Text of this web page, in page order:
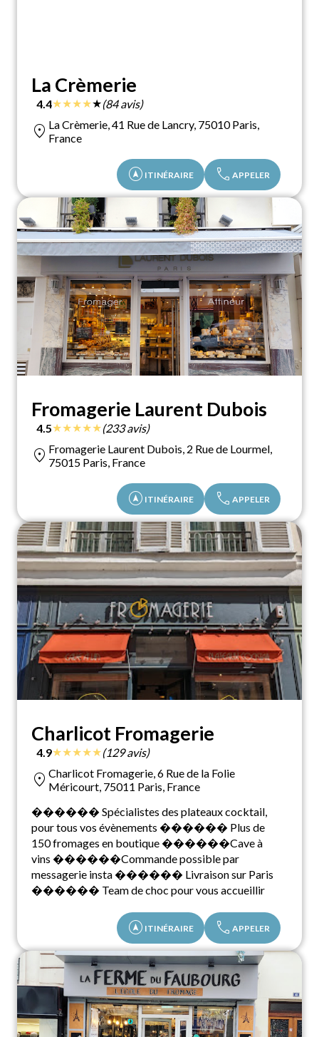
La Crèmerie
4.4★★★★★(84 avis)
location_on La Crèmerie, 41 Rue de Lancry, 75010 Paris,
France
assistant_navigation ITINÉRAIRE call APPELER
Fromagerie Laurent Dubois
4.5★★★★★(233 avis)
location_on Fromagerie Laurent Dubois, 2 Rue de Lourmel,
75015 Paris, France
assistant_navigation ITINÉRAIRE call APPELER
Charlicot Fromagerie
4.9★★★★★(129 avis)
location_on Charlicot Fromagerie, 6 Rue de la Folie
Méricourt, 75011 Paris, France
������ Spécialistes des plateaux cocktail,
pour tous vos évènements ������ Plus de
150 fromages en boutique ������Cave à
vins ������Commande possible par
messagerie insta ������ Livraison sur Paris
������ Team de choc pour vous accueillir
assistant_navigation ITINÉRAIRE call APPELER